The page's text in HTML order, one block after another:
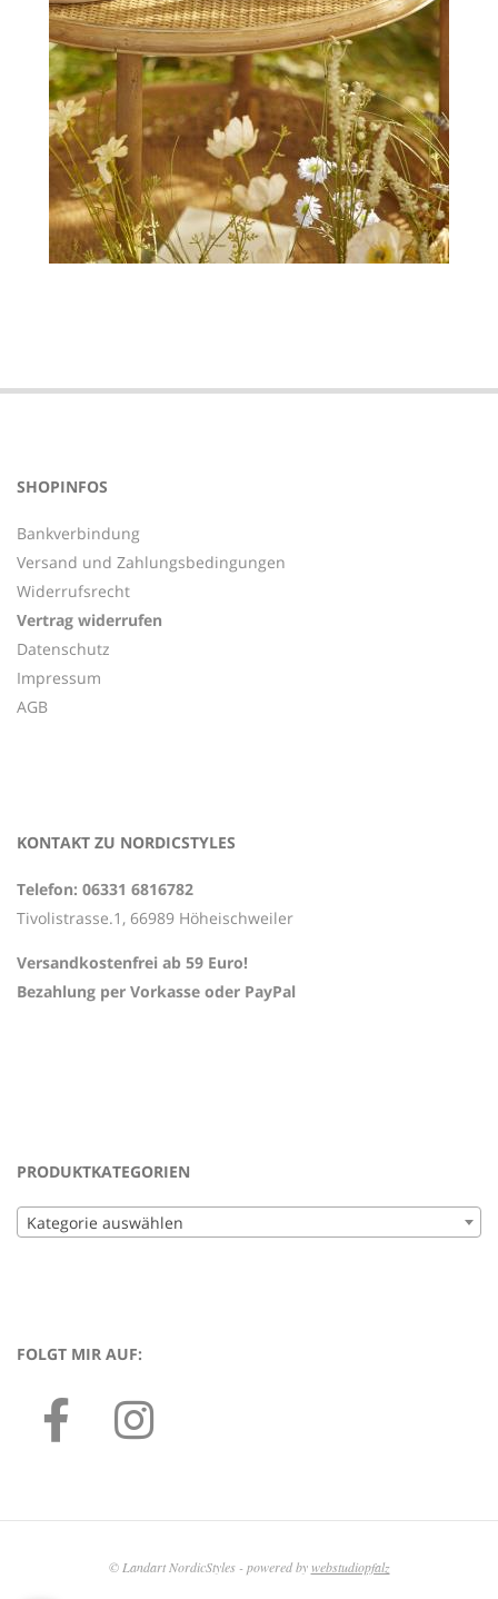
02-
SHOPINFOS
Bankverbindung
Versand und Zahlungsbedingungen
Widerrufsrecht
Vertrag widerrufen
Datenschutz
Impressum
AGB
KONTAKT ZU NORDICSTYLES
Telefon: 06331 6816782
Tivolistrasse.1, 66989 Höheischweiler
Versandkostenfrei ab 59 Euro!
Bezahlung per Vorkasse oder PayPal
PRODUKTKATEGORIEN
Kategorie auswählen
FOLGT MIR AUF:
© Landart NordicStyles - powered bywebstudiopfalz